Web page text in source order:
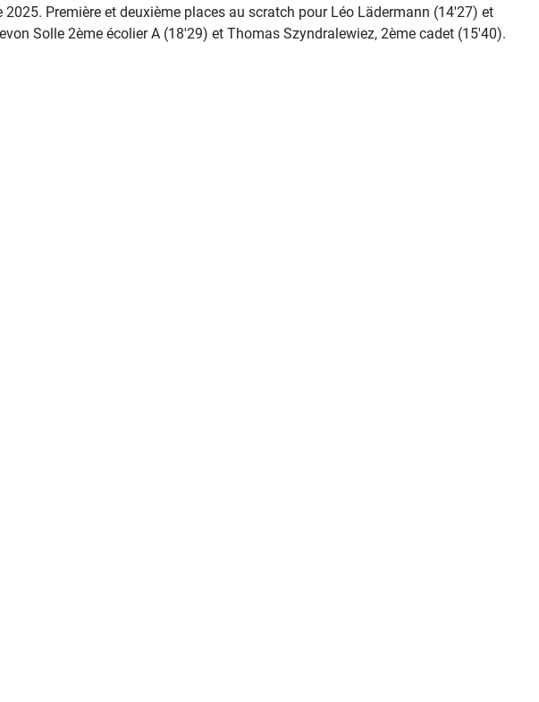
Première et deuxième places au scratch pour Léo Lädermann (14'27) et
Solle 2ème écolier A (18'29) et Thomas Szyndralewiez, 2ème cadet (15'40).